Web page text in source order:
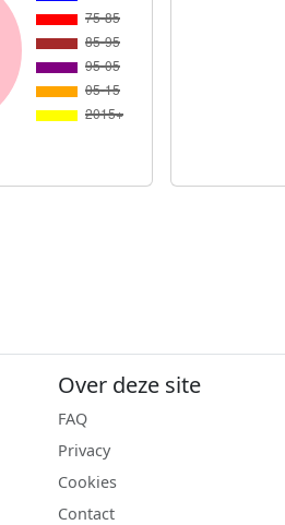
Over deze site
FAQ
Privacy
Cookies
Contact